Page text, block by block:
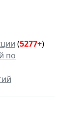
(5277+)
по